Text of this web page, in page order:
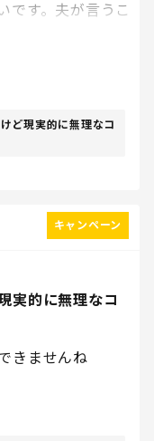
です。夫が言うこ
もあって、私が反
さんを喜ばせる
方の講演に参加
ておらず、むしろ
。
を一緒に決めて
ど現実的に無理なコ
実的に無理なコ
キャンペーン
きませんね